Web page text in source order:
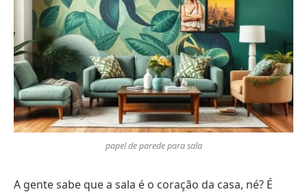
papel de parede para sala
A gente sabe que a sala é o coração da casa, né? É